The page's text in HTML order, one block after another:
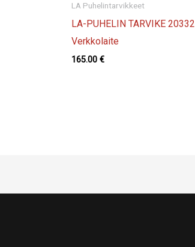
LA Puhelintarvikkeet
LA-PUHELIN TARVIKE 20332
Verkkolaite
165.00 €